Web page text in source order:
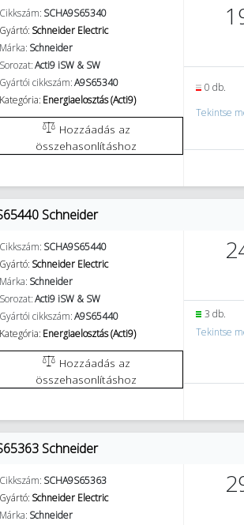
Cikkszám: SCHA9S65340
Gyártó: Schneider Electric
Márka: Schneider
Sorozat:Acti9 iSW & SW
Gyártói cikkszám:A9S65340
Kategória: Energiaelosztás (Acti9)
összehasonlításhoz
0 db.
Tekintse
Schneider
Cikkszám: SCHA9S65440
Gyártó: Schneider Electric
Márka: Schneider
Sorozat:Acti9 iSW & SW
Gyártói cikkszám:A9S65440
Kategória: Energiaelosztás (Acti9)
összehasonlításhoz
3 db.
Tekintse
Schneider
Cikkszám: SCHA9S65363
Gyártó: Schneider Electric
Márka: Schneider